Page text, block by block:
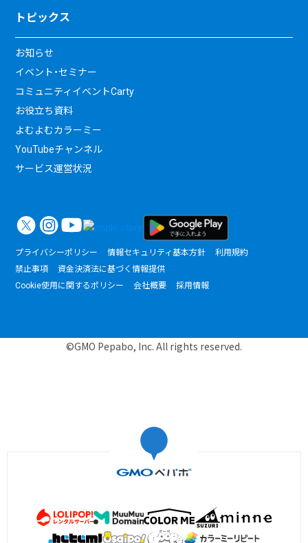
トピックス
お知らせ
イベント・セミナー
コミュニティイベントCarty
お役立ち資料
よむよむカラーミー
YouTubeチャンネル
サービス運営状況
プライバシーポリシー 情報セキュリティ基本方針
利用規約
禁止事項
資金決済法に基づく情報提供
Cookie使用に関するポリシー
会社概要 採用情報
©GMO Pepabo, Inc. All rights reserved.